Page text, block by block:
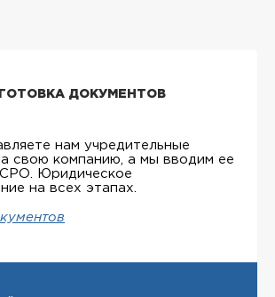
ДОКУМЕНТОВ
нам учредительные
свою компанию, а мы вводим ее
Юридическое
на всех этапах.